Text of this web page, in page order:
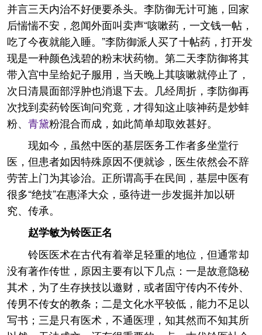
并言三天内治不好便要杀头。李防御无计可施，回家
后惴惴不安，忽闻外面叫卖声“咳嗽药，一文钱一帖，
吃了今夜就能入睡。”李防御派人买了十帖药，打开发
现是一种颜色浅碧的粉末状药物。第二天李防御将其
带入宫中呈给妃子服用，当天晚上其咳嗽就停止了，
次日清晨面部浮肿也消退下去。几经周折，李防御再
次找到卖药铃医询问究竟，才得知这止咳神药是炒蚌
粉、 青黛粉混合而成，如此简单却取效甚好。
现如今，虽然中医的基层医务工作者多坐堂行
医，但患者如因特殊原因不便就诊，医生依然会不辞
劳苦上门为其诊治。正所谓高手在民间，基层中医有
很多“绝技”在惠泽大众，亟待进一步发掘并加以研
究、传承。
赵学敏为铃医正名
铃医医术在古代有着举足轻重的地位，但通常却
没有著作传世，原因主要有以下几点：一是故意隐秘
其术，为了生存挟技以邀财，或者固守传内不传外、
传男不传女的教条；二是文化水平较低，能力不足以
写书；三是只有医术，不通医理，知其然而不知其所